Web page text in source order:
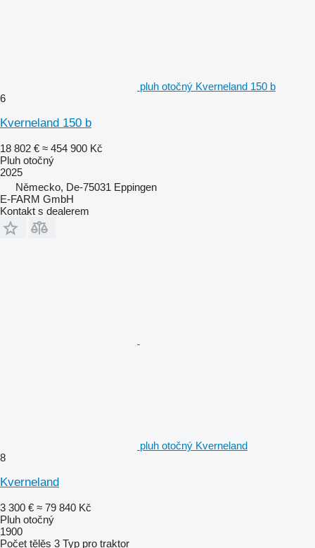
pluh otočný Kverneland 150 b
6
Kverneland 150 b
18 802 € ≈ 454 900 Kč
Pluh otočný
2025
Německo, De-75031 Eppingen
E-FARM GmbH
Kontakt s dealerem
pluh otočný Kverneland
8
Kverneland
3 300 € ≈ 79 840 Kč
Pluh otočný
1900
Počet tělěs 3 Typ pro traktor